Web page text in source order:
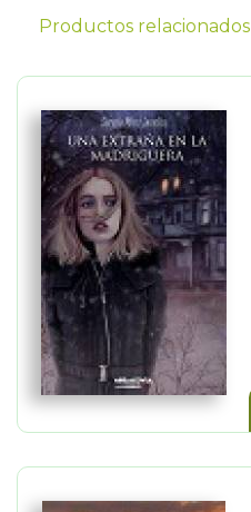
Productos relacionados